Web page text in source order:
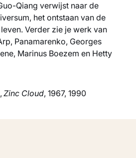
Qiang verwijst naar de
het ontstaan van de
Verder zie je werk van
Panamarenko, Georges
Marinus Boezem en Hetty
Zinc Cloud, 1967, 1990